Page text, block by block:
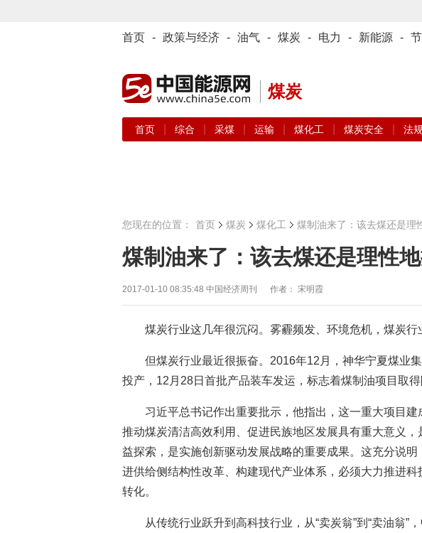
首页 - 政策与经济 - 油气 - 煤炭 - 电力 - 新能源 -
煤炭
首页 综合 采煤 运输 煤化工 煤炭安全 法
您现在的位置： 首页 煤炭 煤化工 煤制油来了：该去煤还是理
煤制油来了：该去煤还是理性
2017-01-10 08:35:48 中国经济周刊 作者： 宋明霞
煤炭行业这几年很沉闷。雾霾频发、环境危机，煤炭行
但煤炭行业最近很振奋。2016年12月，神华宁夏煤业
投产，12月28日首批产品装车发运，标志着煤制油项目取得
习近平总书记作出重要批示，他指出，这一重大项目建
推动煤炭清洁高效利用、促进民族地区发展具有重大意义
益探索，是实施创新驱动发展战略的重要成果。这充分说
进供给侧结构性改革、构建现代产业体系，必须大力推进
转化。
从传统行业跃升到高科技行业，从“卖炭翁”到“卖油翁”